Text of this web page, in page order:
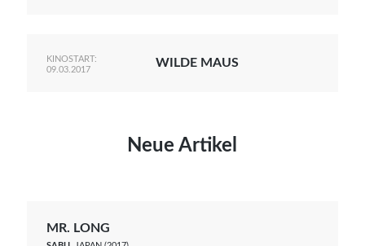
KINOSTART:
09.03.2017
WILDE MAUS
Neue Artikel
MR. LONG